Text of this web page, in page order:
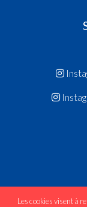
Les cookies visent à